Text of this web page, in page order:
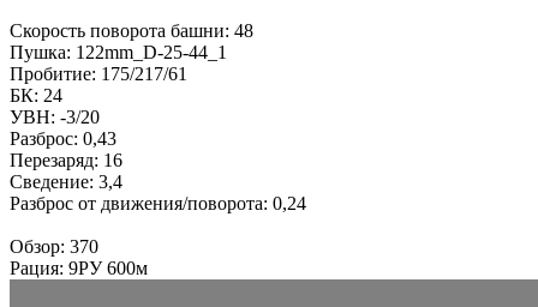
Скорость поворота башни: 48
Пушка: 122mm_D-25-44_1
Пробитие: 175/217/61
БК: 24
УВН: -3/20
Разброс: 0,43
Перезаряд: 16
Сведение: 3,4
Разброс от движения/поворота: 0,24
Обзор: 370
Рация: 9РУ 600м